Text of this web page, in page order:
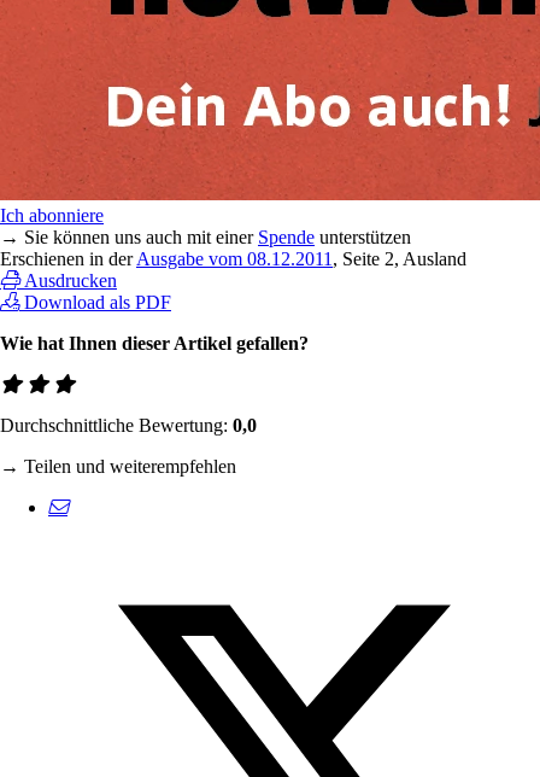
Ich abonniere
→ Sie können uns auch mit einer Spende unterstützen
Erschienen in derAusgabe vom 08.12.2011 , Seite 2, Ausland
Ausdrucken
Download als PDF
Wie hat Ihnen dieser Artikel gefallen?
Durchschnittliche Bewertung: 0,0
→ Teilen und weiterempfehlen